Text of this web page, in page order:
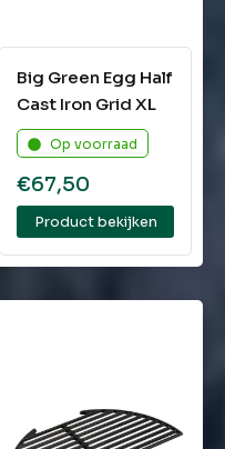
Big Green Egg Half
Cast Iron Grid XL
Op voorraad
€67,50
Product bekijken